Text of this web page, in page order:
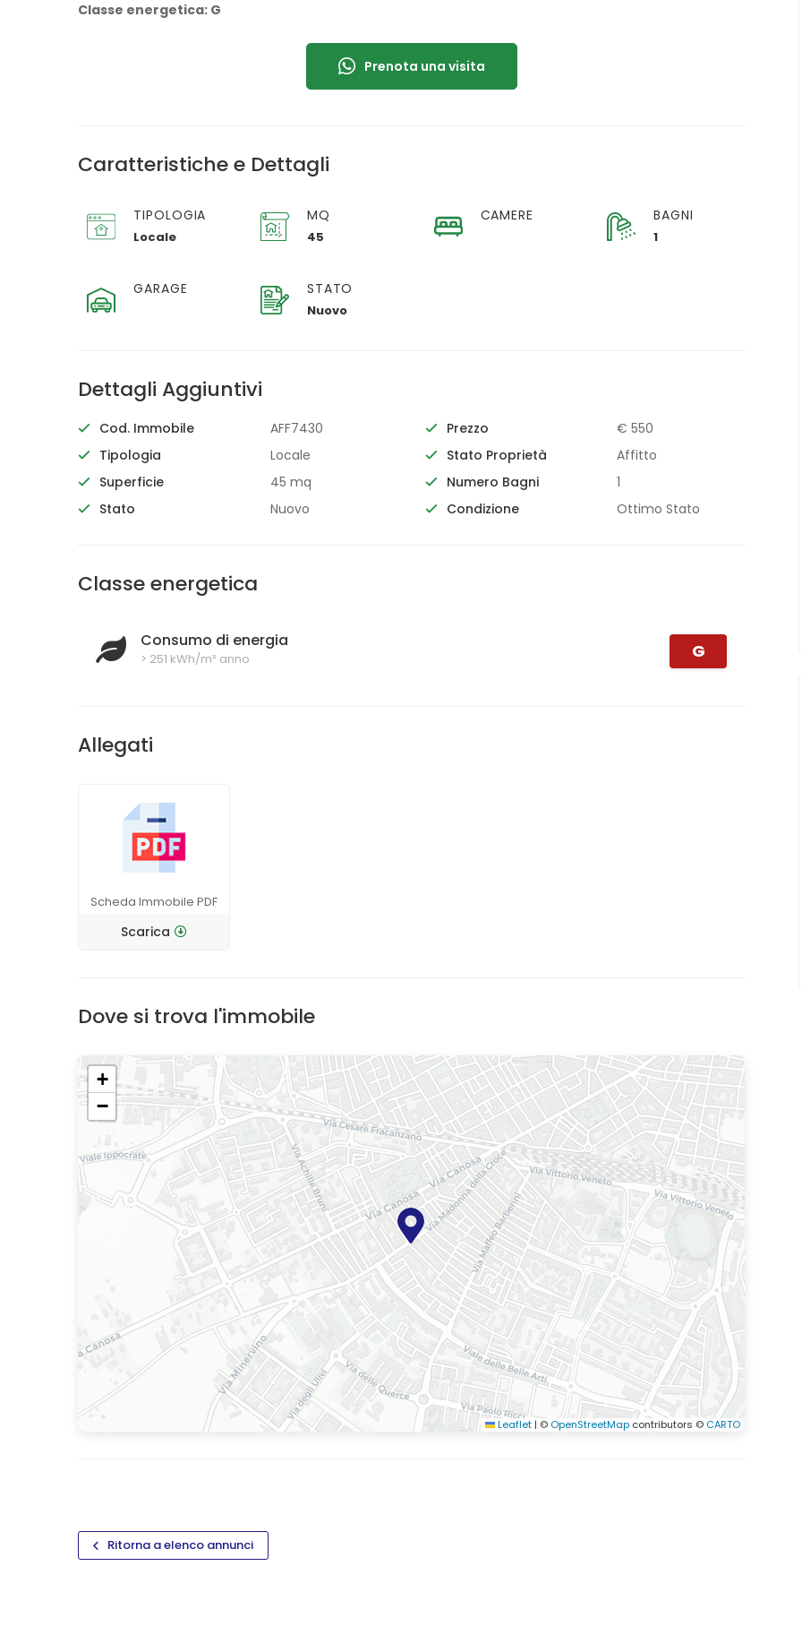
Classe energetica: G
Prenota una visita
Caratteristiche e Dettagli
TIPOLOGIA
Locale
MQ
45
CAMERE BAGNI
1
GARAGE STATO
Nuovo
Dettagli Aggiuntivi
Cod. Immobile AFF7430 Prezzo
€ 550
Tipologia
Locale Stato Proprietà
Affitto
Superficie
45 mq Numero Bagni
1
Stato
Nuovo Condizione Ottimo Stato
Classe energetica
Consumo di energia
> 251 kWh/m² anno G
Allegati
Scheda Immobile PDF
Scarica
Dove si trova l'immobile
+
−
Leaflet| © OpenStreetMap contributors © CARTO
Ritorna a elenco annunci